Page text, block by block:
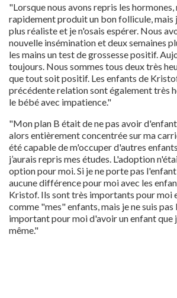
"Lorsque nous avons repris les hormones,
rapidement produit un bon follicule, mais
plus réaliste et je n'osais espérer. Nous
nouvelle insémination et deux semaines
les mains un test de grossesse positif.
toujours. Nous sommes tous deux très
que tout soit positif. Les enfants de
précédente relation sont également très
le bébé avec impatience."
"Mon plan B était de ne pas avoir
alors entièrement concentrée sur ma
été capable de m'occuper d'autres
j’aurais repris mes études. L'adoption
option pour moi. Si je ne porte pas
aucune différence pour moi avec les
Kristof. Ils sont très importants pour moi
comme "mes" enfants, mais je ne suis
important pour moi d'avoir un enfant que
même."